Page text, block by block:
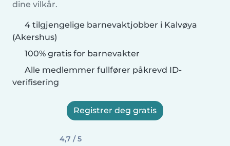
dine vilkår.
4 tilgjengelige barnevaktjobber i Kalvøya
(Akershus)
100% gratis for barnevakter
Alle medlemmer fullfører påkrevd ID-
verifisering
Registrer deg gratis
4,7 / 5